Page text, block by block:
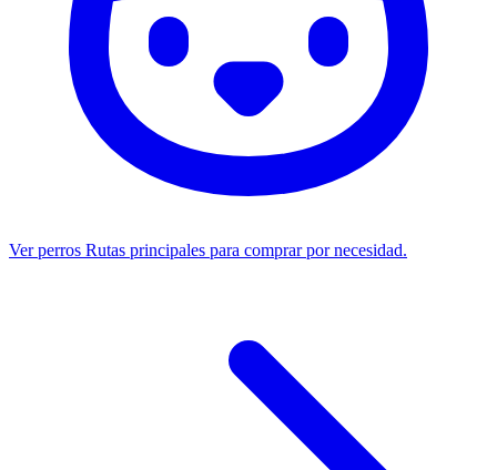
Ver perros Rutas principales para comprar por necesidad.